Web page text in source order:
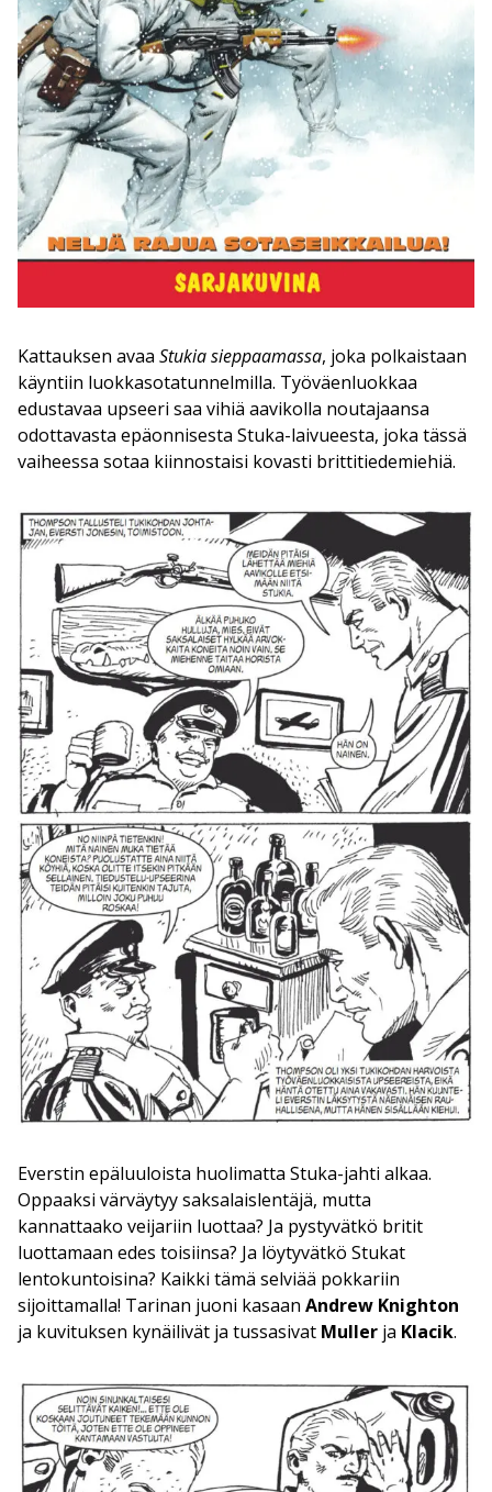
Kattauksen avaa Stukia sieppaamassa, joka polkaistaan
käyntiin luokkasotatunnelmilla. Työväenluokkaa
edustavaa upseeri saa vihiä aavikolla noutajaansa
odottavasta epäonnisesta Stuka-laivueesta, joka tässä
vaiheessa sotaa kiinnostaisi kovasti brittitiedemiehiä.
Everstin epäluuloista huolimatta Stuka-jahti alkaa.
Oppaaksi värväytyy saksalaislentäjä, mutta
kannattaako veijariin luottaa? Ja pystyvätkö britit
luottamaan edes toisiinsa? Ja löytyvätkö Stukat
lentokuntoisina? Kaikki tämä selviää pokkariin
sijoittamalla! Tarinan juoni kasaan Andrew Knighton
ja kuvituksen kynäilivät ja tussasivat Muller ja Klacik.